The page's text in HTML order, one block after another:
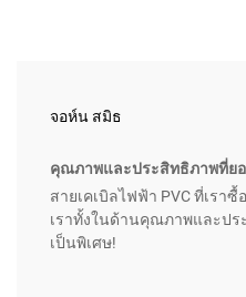
จอห์น สมิธ
คุณภาพและประสิทธิภาพที่ยอ
สายเคเบิลไฟฟ้า PVC ที่เรา
เราทั้งในด้านคุณภาพและป
เป็นพิเศษ!